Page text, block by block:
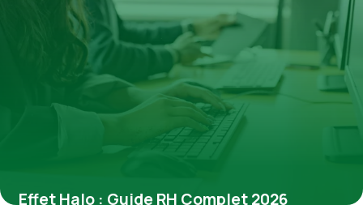
Effet Halo : Guide RH Complet 2026